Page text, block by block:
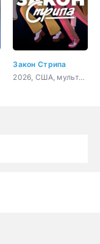
Закон Стрипа
2026, США, мультфильм, комедия